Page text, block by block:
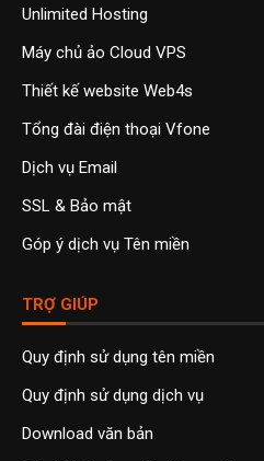
Unlimited Hosting
Máy chủ ảo Cloud VPS
Thiết kế website Web4s
Tổng đài điện thoại Vfone
Dịch vụ Email
SSL & Bảo mật
Góp ý dịch vụ Tên miền
TRỢ GIÚP
Quy định sử dụng tên miền
Quy định sử dụng dịch vụ
Download văn bản